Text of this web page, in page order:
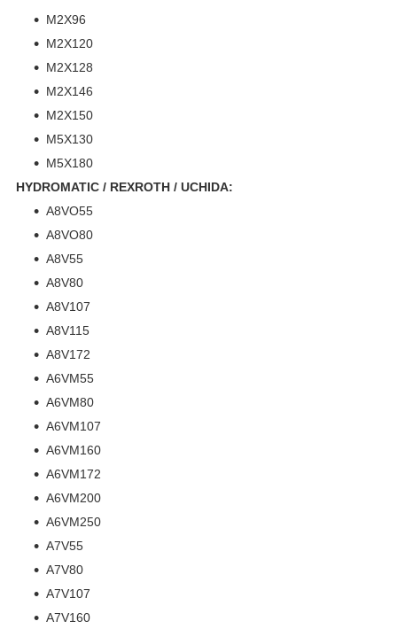
M2X96
M2X120
M2X128
M2X146
M2X150
M5X130
M5X180
HYDROMATIC / REXROTH / UCHIDA:
A8VO55
A8VO80
A8V55
A8V80
A8V107
A8V115
A8V172
A6VM55
A6VM80
A6VM107
A6VM160
A6VM172
A6VM200
A6VM250
A7V55
A7V80
A7V107
A7V160